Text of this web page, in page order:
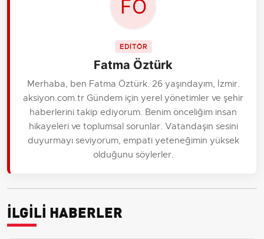
EDİTÖR
Fatma Öztürk
Merhaba, ben Fatma Öztürk. 26 yaşındayım, İzmir.
aksiyon.com.tr Gündem için yerel yönetimler ve şehir
haberlerini takip ediyorum. Benim önceliğim insan
hikayeleri ve toplumsal sorunlar. Vatandaşın sesini
duyurmayı seviyorum, empati yeteneğimin yüksek
olduğunu söylerler.
İLGİLİ HABERLER